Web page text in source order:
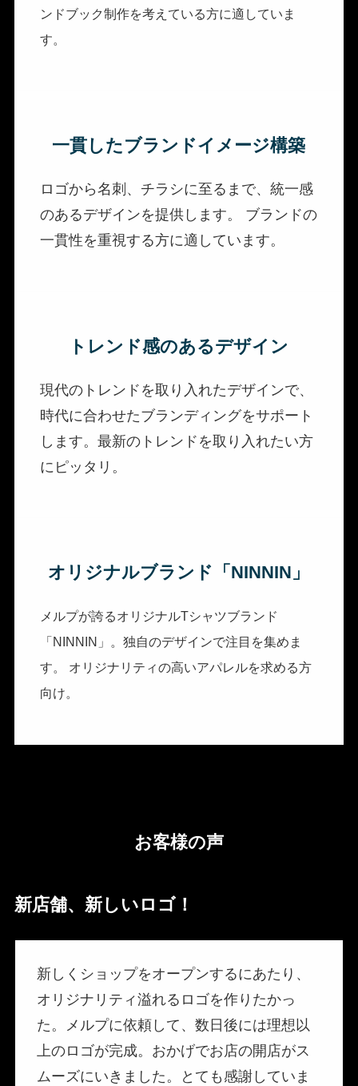
ンドブック制作を考えている方に適していま
す。
一貫したブランドイメージ構築
ロゴから名刺、チラシに至るまで、統一感
のあるデザインを提供します。 ブランドの
一貫性を重視する方に適しています。
トレンド感のあるデザイン
現代のトレンドを取り入れたデザインで、
時代に合わせたブランディングをサポート
します。最新のトレンドを取り入れたい方
にピッタリ。
オリジナルブランド「NINNIN」
メルプが誇るオリジナルTシャツブランド
「NINNIN」。独自のデザインで注目を集めま
す。 オリジナリティの高いアパレルを求める方
向け。
お客様の声
新店舗、新しいロゴ！
新しくショップをオープンするにあたり、
オリジナリティ溢れるロゴを作りたかっ
た。メルプに依頼して、数日後には理想以
上のロゴが完成。おかげでお店の開店がス
ムーズにいきました。とても感謝していま